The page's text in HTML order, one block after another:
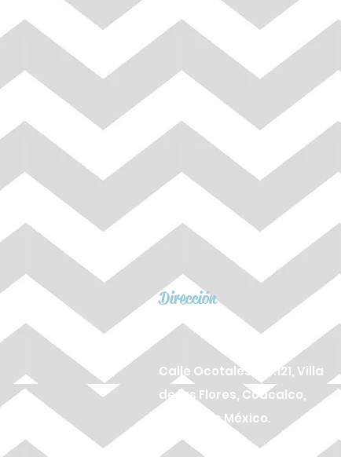
Dirección
Calle Ocotales, No.121, Villa
de las Flores, Coacalco,
Estado de México.